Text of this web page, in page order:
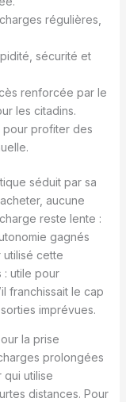
régulières,
sécurité et
renforcée par le
les citadins.
pour profiter des
séduit par sa
aucune
reste lente :
gagnés
utilisé cette
: utile pour
franchissait le cap
imprévues.
la prise
prolongées
qui utilise
distances. Pour